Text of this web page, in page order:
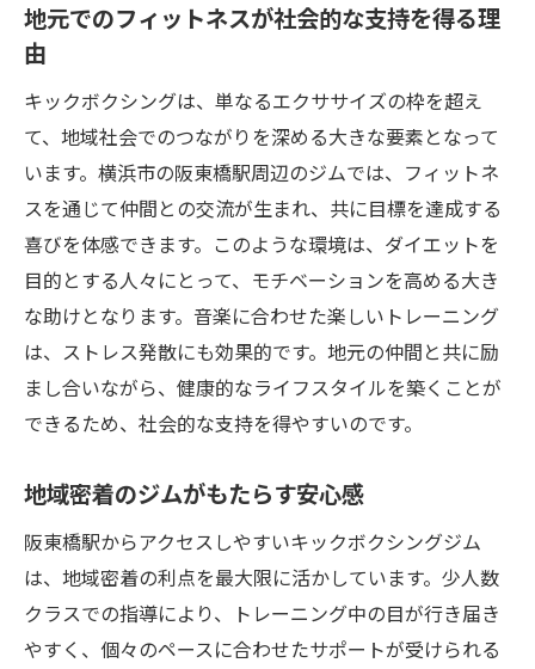
地元でのフィットネスが社会的な支持を得る理
由
キックボクシングは、単なるエクササイズの枠を超え
て、地域社会でのつながりを深める大きな要素となって
います。横浜市の阪東橋駅周辺のジムでは、フィットネ
スを通じて仲間との交流が生まれ、共に目標を達成する
喜びを体感できます。このような環境は、ダイエットを
目的とする人々にとって、モチベーションを高める大き
な助けとなります。音楽に合わせた楽しいトレーニング
は、ストレス発散にも効果的です。地元の仲間と共に励
まし合いながら、健康的なライフスタイルを築くことが
できるため、社会的な支持を得やすいのです。
地域密着のジムがもたらす安心感
阪東橋駅からアクセスしやすいキックボクシングジム
は、地域密着の利点を最大限に活かしています。少人数
クラスでの指導により、トレーニング中の目が行き届き
やすく、個々のペースに合わせたサポートが受けられる